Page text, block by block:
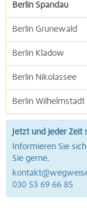
Berlin Spandau
Berlin Grunewald
Berlin Kladow
Berlin Nikolassee
Berlin Wilhelmstadt
Jetzt und jeder Zeit
Informieren Sie
Sie gerne.
030 53 69 66 85